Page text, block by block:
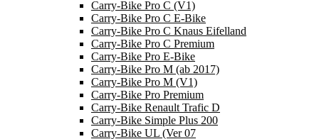
Carry-Bike Pro C (V1)
Carry-Bike Pro C E-Bike
Carry-Bike Pro C Knaus Eifelland
Carry-Bike Pro C Premium
Carry-Bike Pro E-Bike
Carry-Bike Pro M (ab 2017)
Carry-Bike Pro M (V1)
Carry-Bike Pro Premium
Carry-Bike Renault Trafic D
Carry-Bike Simple Plus 200
Carry-Bike UL (Ver 07